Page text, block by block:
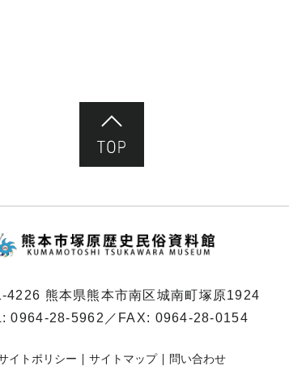
4226 熊本県熊本市南区城南町塚原1924
0964-28-5962 ／FAX: 0964-28-0154
イトポリシー サイトマップ 問い合わせ